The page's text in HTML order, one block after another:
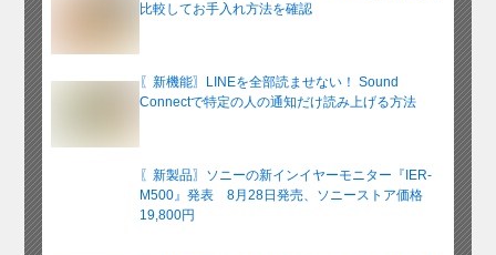
比較してお手入れ方法を確認
〖新機能〗LINEを全部読ませない！ Sound
Connectで特定の人の通知だけ読み上げる方法
〖新製品〗ソニーの新インイヤーモニター『IER-
M500』発表 8月28日発売、ソニーストア価格
19,800円